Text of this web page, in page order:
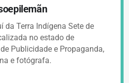
climática e as eleições
de esperança.
da Terra Indígena Sete de
no estado de
Publicidade e Propaganda,
e fotógrafa.